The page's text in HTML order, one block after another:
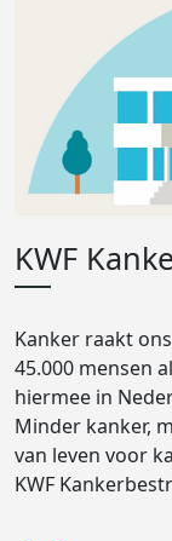
KWF
Kanker raakt
45.000 mensen
hiermee in
Minder kanker,
van leven voor
KWF